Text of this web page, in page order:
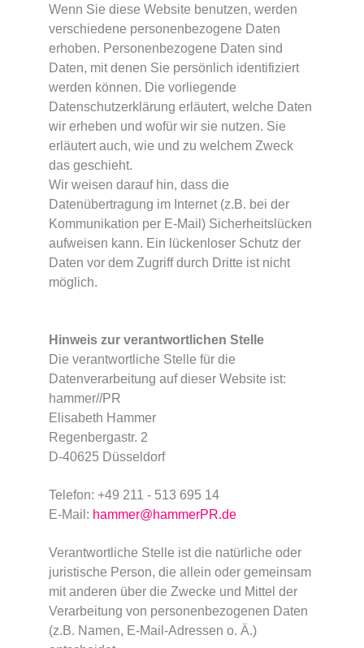
Wenn Sie diese Website benutzen, werden
verschiedene personenbezogene Daten
erhoben. Personenbezogene Daten sind
Daten, mit denen Sie persönlich identifiziert
werden können. Die vorliegende
Datenschutzerklärung erläutert, welche Daten
wir erheben und wofür wir sie nutzen. Sie
erläutert auch, wie und zu welchem Zweck
das geschieht.
Wir weisen darauf hin, dass die
Datenübertragung im Internet (z.B. bei der
Kommunikation per E-Mail) Sicherheitslücken
aufweisen kann. Ein lückenloser Schutz der
Daten vor dem Zugriff durch Dritte ist nicht
möglich.
Hinweis zur verantwortlichen Stelle
Die verantwortliche Stelle für die
Datenverarbeitung auf dieser Website ist:
hammer//PR
Elisabeth Hammer
Regenbergastr. 2
D-40625 Düsseldorf
Telefon: +49 211 - 513 695 14
E-Mail: hammer@hammerPR.de
Verantwortliche Stelle ist die natürliche oder
juristische Person, die allein oder gemeinsam
mit anderen über die Zwecke und Mittel der
Verarbeitung von personenbezogenen Daten
(z.B. Namen, E-Mail-Adressen o. Ä.)